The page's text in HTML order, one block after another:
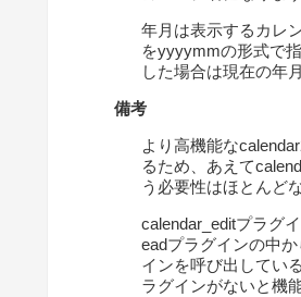
年月は表示するカレ
をyyyymmの形式で
した場合は現在の年
備考
より高機能な
るため、あえて
う必要性はほとんど
calendar_editプラグ
eadプラグインの中
インを呼び出してい
ラグインがないと機